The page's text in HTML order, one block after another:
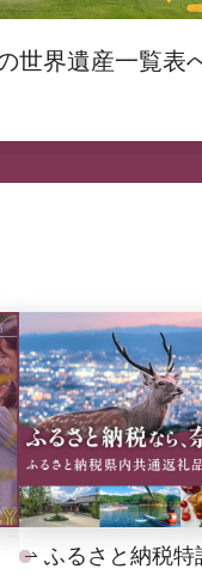
世界遺産一覧表
ふるさと納税特